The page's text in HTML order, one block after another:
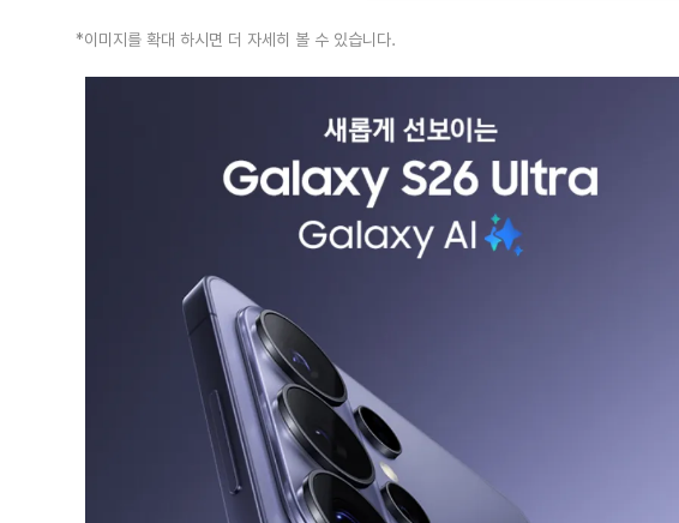
*이미지를 확대 하시면 더 자세히 볼 수 있습니다.